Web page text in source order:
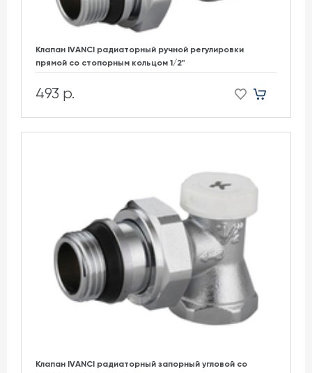
Клапан IVANCI радиаторный ручной регулировки
прямой со стопорным кольцом 1/2"
493 р.
Клапан IVANCI радиаторный запорный угловой со